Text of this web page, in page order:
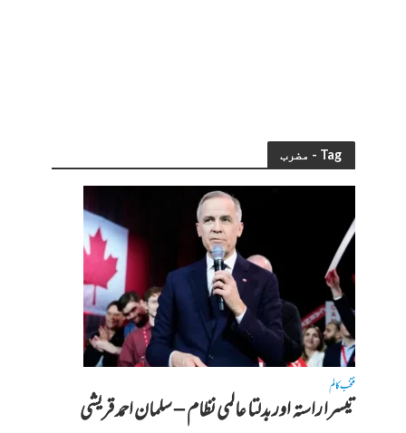
Tag - مضرب
منتخب کالم
تیسرا راستہ اور بدلتا عالمی نظام – سلمان احمد قریشی